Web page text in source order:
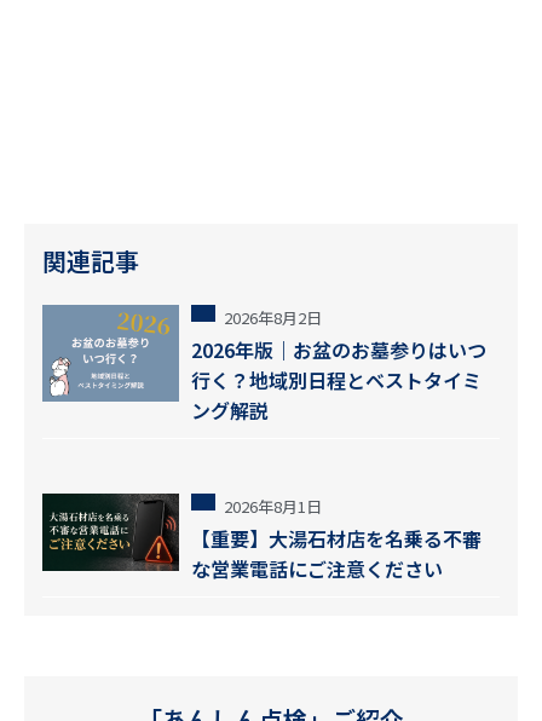
関連記事
2026年8月2日
2026年版｜お盆のお墓参りはいつ
行く？地域別日程とベストタイミ
ング解説
2026年8月1日
【重要】大湯石材店を名乗る不審
な営業電話にご注意ください